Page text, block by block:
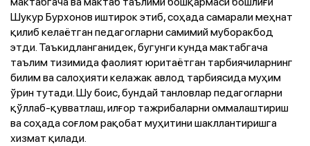
Шукур Бурхонов иштирок этиб, соҳада самарали меҳнат
қилиб келаётган педагогларни самимий муборакбод
этди. Таъкидланганидек, бугунги кунда мактабгача
таълим тизимида фаолият юритаётган тарбиячиларнинг
билим ва салоҳияти келажак авлод тарбиясида муҳим
ўрин тутади. Шу боис, бундай танловлар педагогларни
қўллаб-қувватлаш, илғор тажрибаларни оммалаштириш
ва соҳада соғлом рақобат муҳитини шакллантиришга
хизмат қилади.